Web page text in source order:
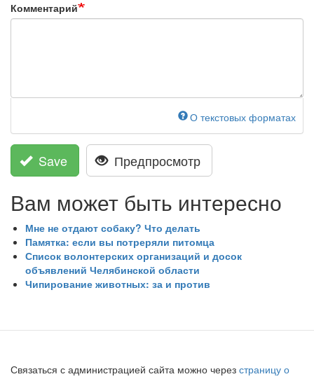
Комментарий
О текстовых форматах
Save Предпросмотр
Вам может быть интересно
Мне не отдают собаку? Что делать
Памятка: если вы потреряли питомца
Список волонтерских организаций и досок
объявлений Челябинской области
Чипирование животных: за и против
Связаться с администрацией сайта можно через страницу о